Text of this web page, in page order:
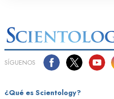
SÍGUENOS
¿Qué es Scientology?